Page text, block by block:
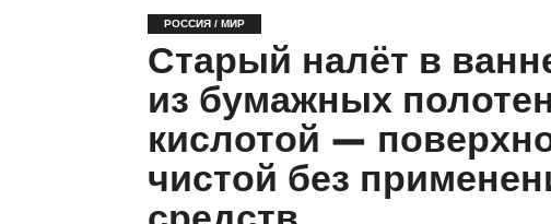
РОССИЯ / МИР
Старый налёт в
из бумажных
кислотой —
чистой без